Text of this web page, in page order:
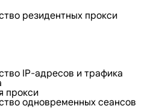
резидентных прокси
IP-адресов и трафика
прокси
одновременных сеансов